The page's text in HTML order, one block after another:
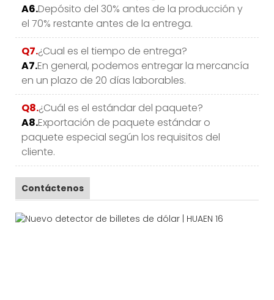
A6.Depósito del 30% antes de la producción y
el 70% restante antes de la entrega.
Q7.¿Cual es el tiempo de entrega?
A7.En general, podemos entregar la mercancía
en un plazo de 20 días laborables.
Q8.¿Cuál es el estándar del paquete?
A8.Exportación de paquete estándar o
paquete especial según los requisitos del
cliente.
Contáctenos